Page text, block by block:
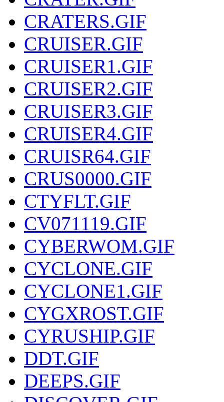
CRATERS.GIF
CRUISER.GIF
CRUISER1.GIF
CRUISER2.GIF
CRUISER3.GIF
CRUISER4.GIF
CRUISR64.GIF
CRUS0000.GIF
CTYFLT.GIF
CV071119.GIF
CYBERWOM.GIF
CYCLONE.GIF
CYCLONE1.GIF
CYGXROST.GIF
CYRUSHIP.GIF
DDT.GIF
DEEPS.GIF